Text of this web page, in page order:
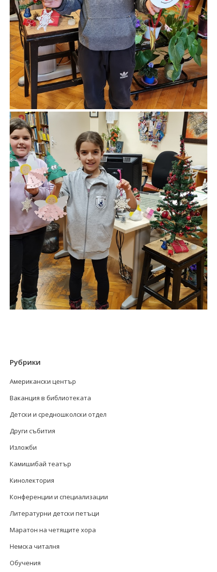
Рубрики
Американски център
Ваканция в библиотеката
Детски и средношколски отдел
Други събития
Изложби
Камишибай театър
Кинолектория
Конференции и специализации
Литературни детски петъци
Маратон на четящите хора
Немска читалня
Обучения